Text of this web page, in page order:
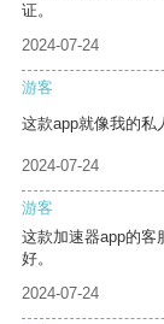
证。
2024-07-24
游客
这款app就像我的私
2024-07-24
游客
这款加速器app的客
好。
2024-07-24